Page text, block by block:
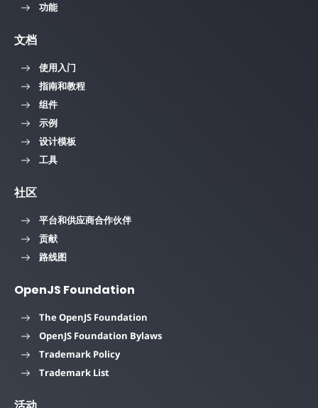
功能
文档
使用入门
指南和教程
组件
示例
设计模板
工具
社区
平台和供应商合作伙伴
贡献
路线图
OpenJS Foundation
The OpenJS Foundation
OpenJS Foundation Bylaws
Trademark Policy
Trademark List